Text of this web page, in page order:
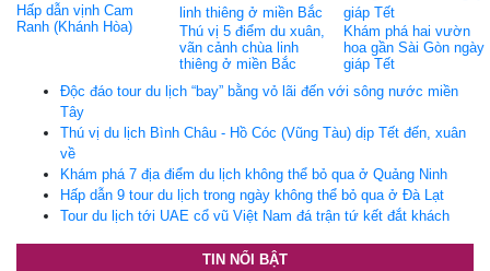
Hấp dẫn vịnh Cam
Ranh (Khánh Hòa)
Thú vị 5 điểm du xuân,
vãn cảnh chùa linh
thiêng ở miền Bắc
Khám phá hai vườn
hoa gần Sài Gòn ngày
giáp Tết
Độc đáo tour du lịch “bay” bằng vỏ lãi đến với sông nước miền
Tây
Thú vị du lịch Bình Châu - Hồ Cóc (Vũng Tàu) dịp Tết đến, xuân
về
Khám phá 7 địa điểm du lịch không thể bỏ qua ở Quảng Ninh
Hấp dẫn 9 tour du lịch trong ngày không thể bỏ qua ở Đà Lạt
Tour du lịch tới UAE cổ vũ Việt Nam đá trận tứ kết đắt khách
TIN NỔI BẬT